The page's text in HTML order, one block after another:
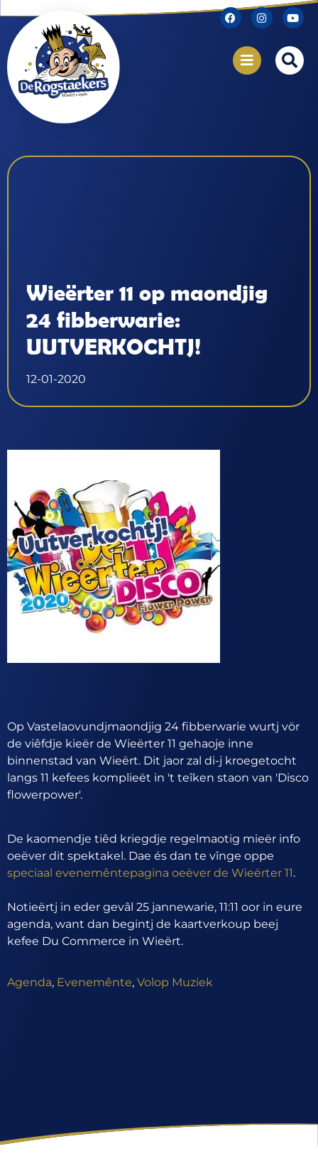
Wieërter 11 op maondjig
24 fibberwarie:
UUTVERKOCHTJ!
12-01-2020
Op Vastelaovundjmaondjig 24 fibberwarie wurtj vör
de viêfdje kieër de Wieërter 11 gehaoje inne
binnenstad van Wieërt. Dit jaor zal di-j kroegetocht
langs 11 kefees komplieët in 't teîken staon van 'Disco
flowerpower'.
De kaomendje tiêd kriegdje regelmaotig mieër info
oeëver dit spektakel. Dae és dan te vînge oppe
speciaal evenemêntepagina oeëver de Wieërter 11.
Notieërtj in eder gevâl 25 jannewarie, 11:11 oor in eure
agenda, want dan begintj de kaartverkoup beej
kefee Du Commerce in Wieërt.
Agenda, Evenemênte, Volop Muziek